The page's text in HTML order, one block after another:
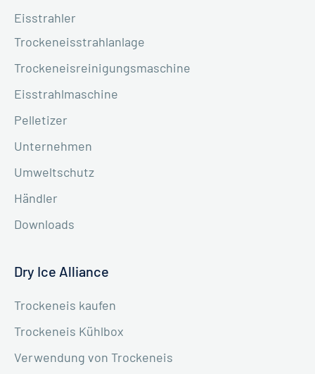
Eisstrahler
Trockeneisstrahlanlage
Trockeneisreinigungsmaschine
Eisstrahlmaschine
Pelletizer
Unternehmen
Umweltschutz
Händler
Downloads
Dry Ice Alliance
Trockeneis kaufen
Trockeneis Kühlbox
Verwendung von Trockeneis